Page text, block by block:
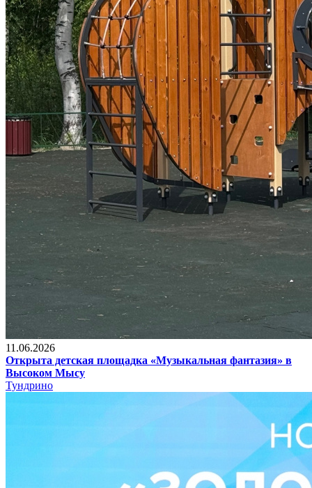
11.06.2026
Открыта детская площадка «Музыкальная фантазия» в
Высоком Мысу
Тундрино